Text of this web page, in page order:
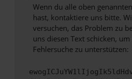
Wenn du alle oben
hast, kontaktiere uns bitte.
versuchen, das Problem zu
uns diesen Text schicken,
Fehlersuche zu unterstützen: